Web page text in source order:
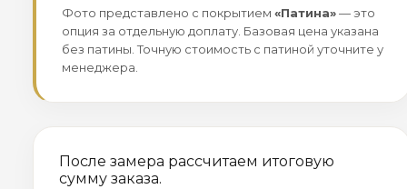
Фото представлено с покрытием «Патина»— это
опция за отдельную доплату. Базовая цена указана
без патины. Точную стоимость с патиной уточните у
менеджера.
После замера рассчитаем итоговую
сумму заказа.